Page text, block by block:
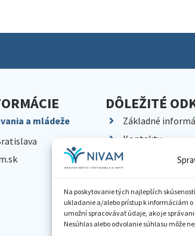
Na poskytovanie tých najlepších
ukladanie a/alebo prístup k informáciám
umožní spracovávať údaje, ako je
Nesúhlas alebo odvolanie súhlasu môže
a mládeže
DÔLEŽITÉ
Základné
Kontakty
Kariéra
Pracoviská NIVaM
Dokumenty
Knižnica